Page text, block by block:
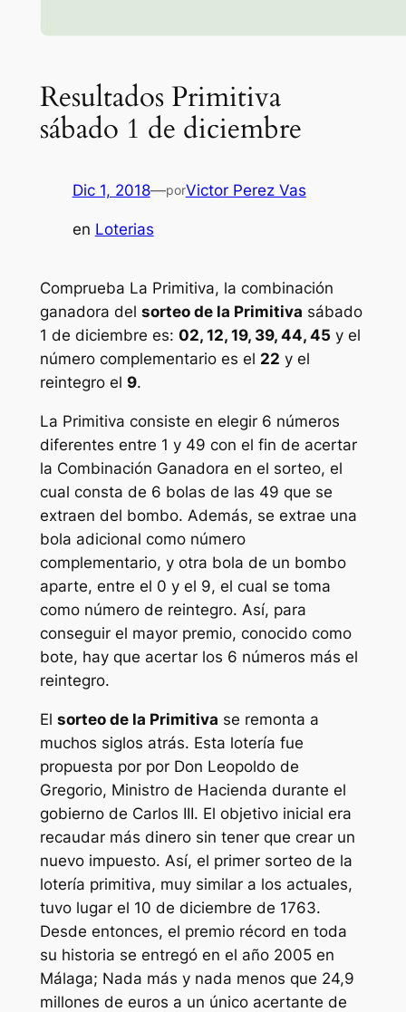
Resultados Primitiva
sábado 1 de diciembre
Dic 1, 2018—porVictor Perez Vas
en Loterias
Comprueba La Primitiva, la combinación
ganadora del sorteo de la Primitiva sábado
1 de diciembre es: 02, 12, 19, 39, 44, 45 y el
número complementario es el 22 y el
reintegro el 9.
La Primitiva consiste en elegir 6 números
diferentes entre 1 y 49 con el fin de acertar
la Combinación Ganadora en el sorteo, el
cual consta de 6 bolas de las 49 que se
extraen del bombo. Además, se extrae una
bola adicional como número
complementario, y otra bola de un bombo
aparte, entre el 0 y el 9, el cual se toma
como número de reintegro. Así, para
conseguir el mayor premio, conocido como
bote, hay que acertar los 6 números más el
reintegro.
El sorteo de la Primitiva se remonta a
muchos siglos atrás. Esta lotería fue
propuesta por por Don Leopoldo de
Gregorio, Ministro de Hacienda durante el
gobierno de Carlos III. El objetivo inicial era
recaudar más dinero sin tener que crear un
nuevo impuesto. Así, el primer sorteo de la
lotería primitiva, muy similar a los actuales,
tuvo lugar el 10 de diciembre de 1763.
Desde entonces, el premio récord en toda
su historia se entregó en el año 2005 en
Málaga; Nada más y nada menos que 24,9
millones de euros a un único acertante de